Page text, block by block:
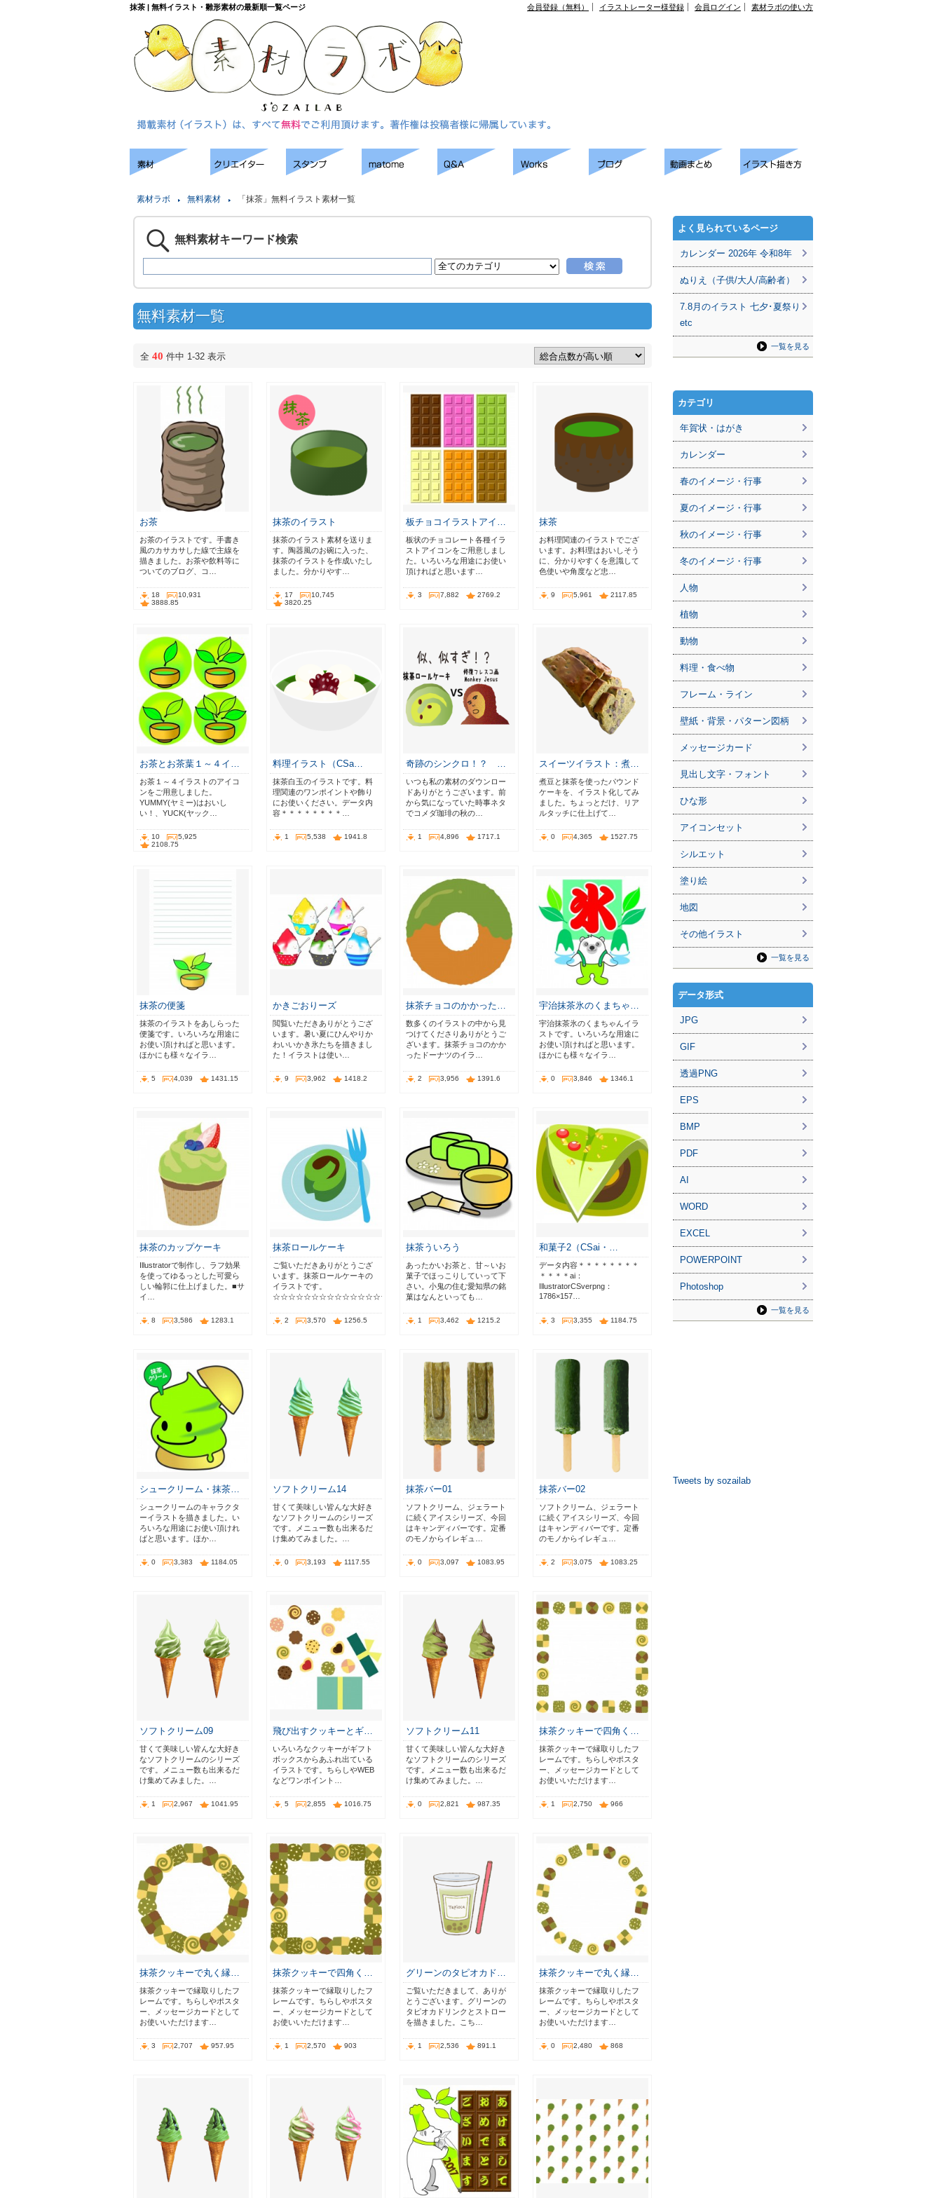
抹茶 | 無料イラスト・雛形素材の最新順一覧ページ 会員登録（無料） イラストレーター様登録 会員ログイン 素材ラボの使い方
素材ラボ 無料素材 「抹茶」無料イラスト素材一覧
無料素材キーワード検索
無料素材一覧
全 40 件中 1-32 表示
お茶
お茶のイラストです。手書き
風のカサカサした線で主線を
描きました。お茶や飲料等に
ついてのブログ、コ…
18
10,931
3888.85
抹茶のイラスト
抹茶のイラスト素材を送りま
す。陶器風のお碗に入った、
抹茶のイラストを作成いたし
ました。分かりやす…
17
10,745
3820.25
板チョコイラストアイ…
板状のチョコレート各種イラ
ストアイコンをご用意しまし
た。いろいろな用途にお使い
頂ければと思います…
3 7,882 2769.2
抹茶
お料理関連のイラストでござ
います。お料理はおいしそう
に、分かりやすくを意識して
色使いや角度など忠…
9 5,961 2117.85
お茶とお茶葉１～４イ…
お茶１～４イラストのアイコ
ンをご用意しました。
YUMMY(ヤミー)はおいし
い！、YUCK(ヤック…
10
5,925
2108.75
料理イラスト（CSa…
抹茶白玉のイラストです。料
理関連のワンポイントや飾り
にお使いください。データ内
容＊＊＊＊＊＊＊＊…
1 5,538 1941.8
奇跡のシンクロ！？ …
いつも私の素材のダウンロー
ドありがとうございます。前
から気になっていた時事ネタ
でコメダ珈琲の秋の…
1 4,896 1717.1
スイーツイラスト：煮…
煮豆と抹茶を使ったパウンド
ケーキを、イラスト化してみ
ました。ちょっとだけ、リア
ルタッチに仕上げて…
0 4,365 1527.75
抹茶の便箋
抹茶のイラストをあしらった
便箋です。いろいろな用途に
お使い頂ければと思います。
ほかにも様々なイラ…
5 4,039 1431.15
かきごおりーズ
閲覧いただきありがとうござ
います。暑い夏にひんやりか
わいいかき氷たちを描きまし
た！イラストは使い…
9 3,962 1418.2
抹茶チョコのかかった…
数多くのイラストの中から見
つけてくださりありがとうご
ざいます。抹茶チョコのかか
ったドーナツのイラ…
2 3,956 1391.6
宇治抹茶氷のくまちゃ…
宇治抹茶氷のくまちゃんイラ
ストです。いろいろな用途に
お使い頂ければと思います。
ほかにも様々なイラ…
0 3,846 1346.1
抹茶のカップケーキ
Illustratorで制作し、ラフ効果
を使ってゆるっとした可愛ら
しい輪郭に仕上げました。■サ
イ…
8 3,586 1283.1
抹茶ロールケーキ
ご覧いただきありがとうござ
います。抹茶ロールケーキの
イラストです。
☆☆☆☆☆☆☆☆☆☆☆☆☆☆☆…
2 3,570 1256.5
抹茶ういろう
あったかいお茶と、甘～いお
菓子でほっこりしていって下
さい。小鬼の住む愛知県の銘
菓はなんといっても…
1 3,462 1215.2
和菓子2（CSai・…
データ内容＊＊＊＊＊＊＊＊
＊＊＊＊ai：
IllustratorCSverpng：
1786×157…
3 3,355 1184.75
シュークリーム・抹茶…
シュークリームのキャラクタ
ーイラストを描きました。い
ろいろな用途にお使い頂けれ
ばと思います。ほか…
0 3,383 1184.05
ソフトクリーム14
甘くて美味しい皆んな大好き
なソフトクリームのシリーズ
です。メニュー数も出来るだ
け集めてみました。…
0 3,193 1117.55
抹茶バー01
ソフトクリーム、ジェラート
に続くアイスシリーズ、今回
はキャンディバーです。定番
のモノからイレギュ…
0 3,097 1083.95
抹茶バー02
ソフトクリーム、ジェラート
に続くアイスシリーズ、今回
はキャンディバーです。定番
のモノからイレギュ…
2 3,075 1083.25
ソフトクリーム09
甘くて美味しい皆んな大好き
なソフトクリームのシリーズ
です。メニュー数も出来るだ
け集めてみました。…
1 2,967 1041.95
飛び出すクッキーとギ…
いろいろなクッキーがギフト
ボックスからあふれ出ている
イラストです。ちらしやWEB
などワンポイント…
5 2,855 1016.75
ソフトクリーム11
甘くて美味しい皆んな大好き
なソフトクリームのシリーズ
です。メニュー数も出来るだ
け集めてみました。…
0 2,821 987.35
抹茶クッキーで四角く…
抹茶クッキーで縁取りしたフ
レームです。ちらしやポスタ
ー、メッセージカードとして
お使いいただけます…
1 2,750 966
抹茶クッキーで丸く縁…
抹茶クッキーで縁取りしたフ
レームです。ちらしやポスタ
ー、メッセージカードとして
お使いいただけます…
3 2,707 957.95
抹茶クッキーで四角く…
抹茶クッキーで縁取りしたフ
レームです。ちらしやポスタ
ー、メッセージカードとして
お使いいただけます…
1 2,570 903
グリーンのタピオカド…
ご覧いただきまして、ありが
とうございます。グリーンの
タピオカドリンクとストロー
を描きました。こち…
1 2,536 891.1
抹茶クッキーで丸く縁…
抹茶クッキーで縁取りしたフ
レームです。ちらしやポスタ
ー、メッセージカードとして
お使いいただけます…
0 2,480 868
よく見られているページ
カレンダー 2026年 令和8年
ぬりえ（子供/大人/高齢者）
7.8月のイラスト 七夕･夏祭り
etc
一覧を見る
カテゴリ
年賀状・はがき
カレンダー
春のイメージ・行事
夏のイメージ・行事
秋のイメージ・行事
冬のイメージ・行事
人物
植物
動物
料理・食べ物
フレーム・ライン
壁紙・背景・パターン図柄
メッセージカード
見出し文字・フォント
ひな形
アイコンセット
シルエット
塗り絵
地図
その他イラスト
一覧を見る
データ形式
JPG
GIF
透過PNG
EPS
BMP
PDF
AI
WORD
EXCEL
POWERPOINT
Photoshop
一覧を見る
Tweets by sozailab